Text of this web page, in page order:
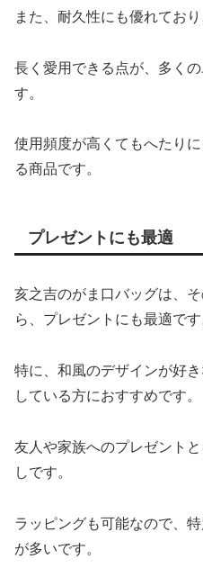
また、耐久性にも優れてお
長く愛用できる点が、多く
す。
使用頻度が高くてもへたり
る商品です。
プレゼントにも最適
亥之吉のがま口バッグは、
ら、プレゼントにも最適です
特に、和風のデザインが好
している方におすすめです。
友人や家族へのプレゼント
しです。
ラッピングも可能なので、
が多いです。